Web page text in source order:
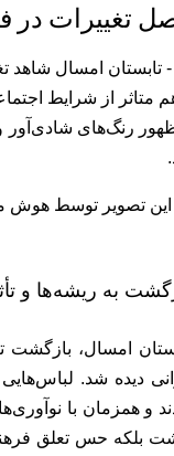
تغییرات در
- تابستان امسال شاهد
متاثر از شرایط
ظهور رنگ‌های شادی‌آور
به ریشه‌ها و
دیده شد.
و همزمان با
بلکه حس تعلق